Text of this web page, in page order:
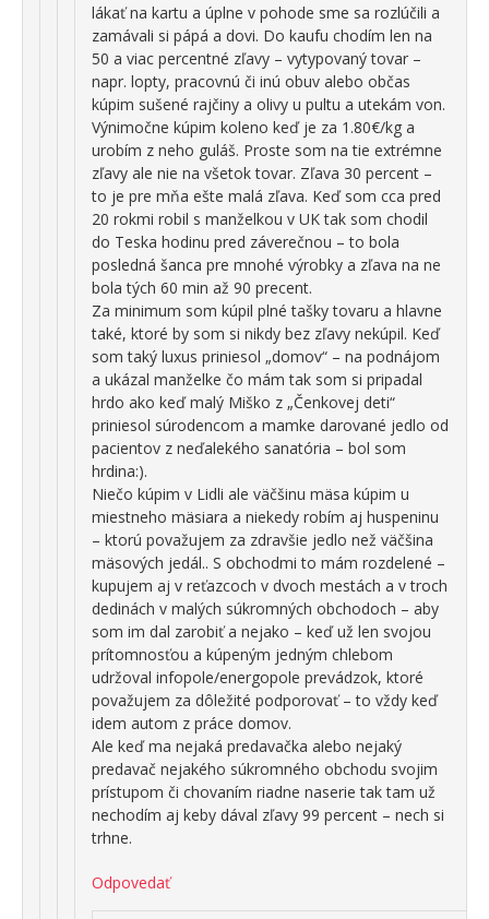
lákať na kartu a úplne v pohode sme sa rozlúčili a
zamávali si pápá a dovi. Do kaufu chodím len na
50 a viac percentné zľavy – vytypovaný tovar –
napr. lopty, pracovnú či inú obuv alebo občas
kúpim sušené rajčiny a olivy u pultu a utekám von.
Výnimočne kúpim koleno keď je za 1.80€/kg a
urobím z neho guláš. Proste som na tie extrémne
zľavy ale nie na všetok tovar. Zľava 30 percent –
to je pre mňa ešte malá zľava. Keď som cca pred
20 rokmi robil s manželkou v UK tak som chodil
do Teska hodinu pred záverečnou – to bola
posledná šanca pre mnohé výrobky a zľava na ne
bola tých 60 min až 90 precent.
Za minimum som kúpil plné tašky tovaru a hlavne
také, ktoré by som si nikdy bez zľavy nekúpil. Keď
som taký luxus priniesol „domov“ – na podnájom
a ukázal manželke čo mám tak som si pripadal
hrdo ako keď malý Miško z „Čenkovej deti“
priniesol súrodencom a mamke darované jedlo od
pacientov z neďalekého sanatória – bol som
hrdina:).
Niečo kúpim v Lidli ale väčšinu mäsa kúpim u
miestneho mäsiara a niekedy robím aj huspeninu
– ktorú považujem za zdravšie jedlo než väčšina
mäsových jedál.. S obchodmi to mám rozdelené –
kupujem aj v reťazcoch v dvoch mestách a v troch
dedinách v malých súkromných obchodoch – aby
som im dal zarobiť a nejako – keď už len svojou
prítomnosťou a kúpeným jedným chlebom
udržoval infopole/energopole prevádzok, ktoré
považujem za dôležité podporovať – to vždy keď
idem autom z práce domov.
Ale keď ma nejaká predavačka alebo nejaký
predavač nejakého súkromného obchodu svojim
prístupom či chovaním riadne naserie tak tam už
nechodím aj keby dával zľavy 99 percent – nech si
trhne.
Odpovedať